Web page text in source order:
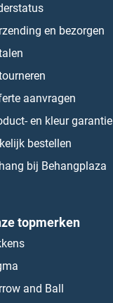
en bezorgen
aanvragen
en kleur garantie
bestellen
bij Behangplaza
topmerken
and Ball